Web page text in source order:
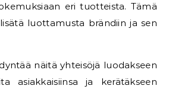
eri tuotteista. Tämä
luottamusta brändiin ja sen
näitä yhteisöjä luodakseen
asiakkaisiinsa ja kerätäkseen